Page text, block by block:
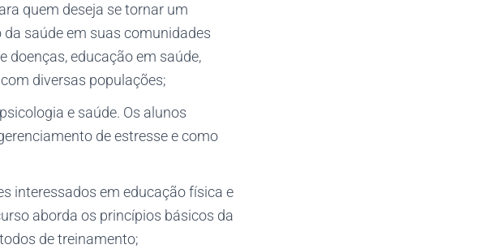
quem deseja se tornar um
saúde em suas comunidades
doenças, educação em saúde,
diversas populações;
e saúde. Os alunos
de estresse e como
interessados em educação física e
aborda os princípios básicos da
de treinamento;